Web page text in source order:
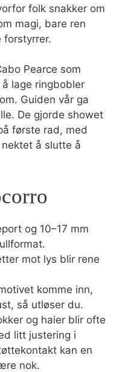
folk snakker om
magi, bare ren
forstyrrer.
Pearce som
lage ringbobler
Guiden vår ga
De gjorde showet
første rad, med
å slutte å
og 10–17 mm
mot lys blir rene
komme inn,
så utløser du.
og haier blir ofte
litt justering i
kan en
nok.